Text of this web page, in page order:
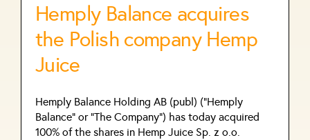
Hemply Balance acquires
the Polish company Hemp
Juice
Hemply Balance Holding AB (publ) ("Hemply
Balance" or "The Company") has today acquired
100% of the shares in Hemp Juice Sp. z o.o.